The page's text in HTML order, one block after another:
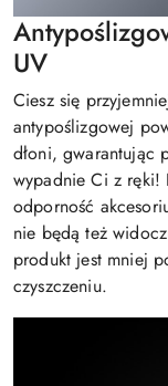
UV
Ciesz się
antypoślizgowej
dłoni, gwarantując
wypadnie Ci z ręki!
odporność
nie będą też
produkt jest mniej
czyszczeniu.